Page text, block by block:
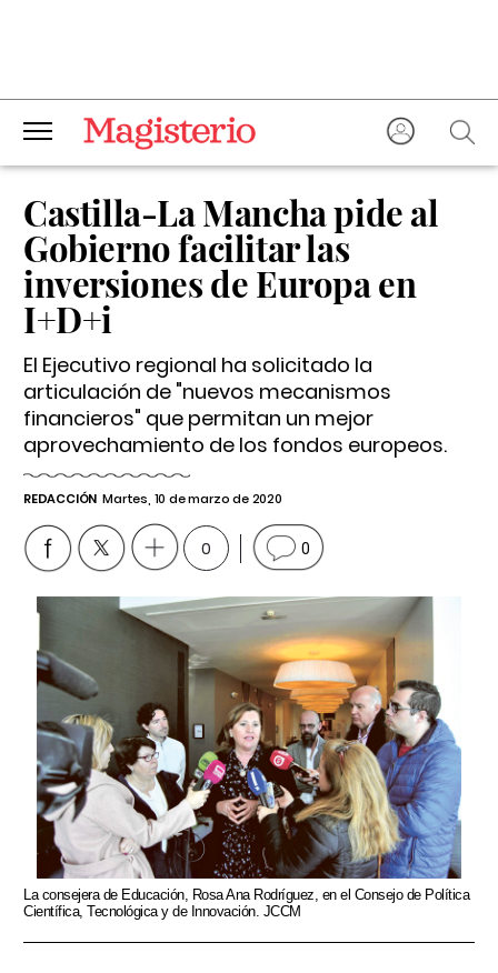
Castilla-La Mancha pide al
Gobierno facilitar las
inversiones de Europa en
I+D+i
El Ejecutivo regional ha solicitado la
articulación de "nuevos mecanismos
financieros" que permitan un mejor
aprovechamiento de los fondos europeos.
REDACCIÓN Martes, 10 de marzo de 2020
0 0
La consejera de Educación, Rosa Ana Rodríguez, en el Consejo de Política
Científica, Tecnológica y de Innovación. JCCM